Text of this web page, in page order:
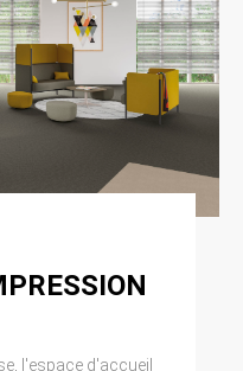
l'espace d'accueil